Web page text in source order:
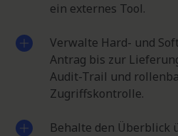
ein externes Tool.
Verwalte Hard- und
Antrag bis zur
Audit-Trail und
Zugriffskontrolle.
Behalte den Überblick